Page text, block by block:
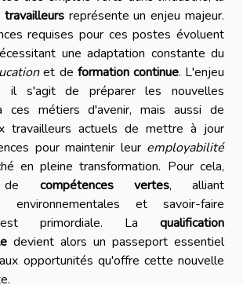
représente un enjeu majeur.
requises pour ces postes évoluent
une adaptation constante du
et de formation continue. L'enjeu
il s'agit de préparer les nouvelles
ces métiers d'avenir, mais aussi de
travailleurs actuels de mettre à jour
pour maintenir leur employabilité
en pleine transformation. Pour cela,
de compétences vertes, alliant
environnementales et savoir-faire
est primordiale. La qualification
devient alors un passeport essentiel
opportunités qu'offre cette nouvelle